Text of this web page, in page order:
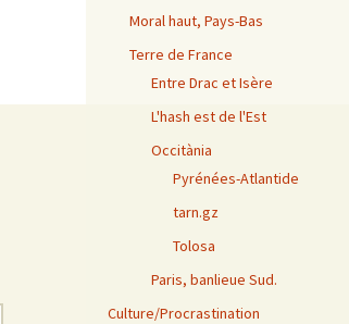
Moral haut, Pays-Bas
Terre de France
Entre Drac et Isère
L'hash est de l'Est
Occitània
Pyrénées-Atlantide
tarn.gz
Tolosa
Paris, banlieue Sud.
Culture/Procrastination